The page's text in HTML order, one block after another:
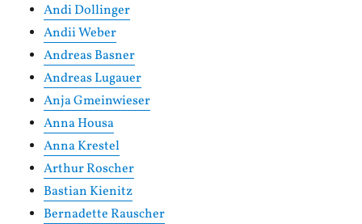
Andi Dollinger
Andii Weber
Andreas Basner
Andreas Lugauer
Anja Gmeinwieser
Anna Housa
Anna Krestel
Arthur Roscher
Bastian Kienitz
Bernadette Rauscher